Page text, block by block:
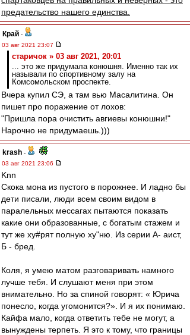
предательство нашего единства.
Край -
03 авг 2021 23:07
старичок » 03 авг 2021, 20:01
... это же придумала конюшня. Именно так их
называли по спортивному залу на
Комсомольском проспекте.
Вчера купил СЭ, а там вью Масалитина. Он
пишет про поражение от лохов:
"Пришла пора очистить авгиевы конюшни!"
Нарочно не придумаешь.)))
krash -
03 авг 2021 23:06
Knn
Скока мона из пустого в порожнее. И ладно бы
дети писали, люди всем своим видом в
паралельных мессагах пытаются показать
какие они образованные, с богатым стажем и
тут же ху#рят полную ху"ню. Из серии А- аист,
Б - бред.
Коля, я умею матом разговаривать намного
лучше тебя. И слушают меня при этом
внимательно. Но за спиной говорят: « Юрича
понесло, когда угомонится?». И я их понимаю.
Кайфа мало, когда ответить тебе не могут, а
вынуждены терпеть. Я это к тому, что границы